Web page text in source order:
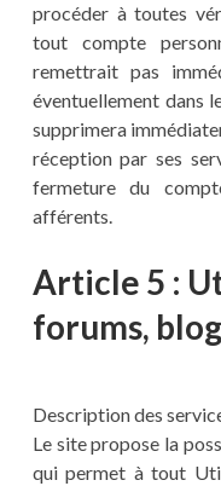
procéder à toutes
tout compte
remettrait pas
éventuellement dans
supprimera
réception par ses
fermeture du
afférents.
Article 5 :
forums,
Description des
Le site propose la
qui permet à tout